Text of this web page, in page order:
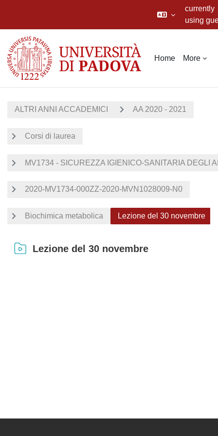
currently
using
access
Home More
ALTRI ANNI ACCADEMICI AA 2020 - 2021
Corsi di laurea
MV1734 - SICUREZZA IGIENICO-SANITARIA DEGLI
2020-MV1734-000ZZ-2020-MVN1028009-N0
Biochimica metabolica Lezione del 30 novembre
Lezione del 30 novembre